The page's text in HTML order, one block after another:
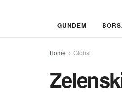
GUNDEM
Home Global